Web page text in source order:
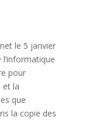
le 5 janvier
pour
et la
que
la copie des